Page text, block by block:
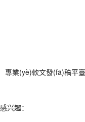
專業(yè)軟文發(fā)稿平
兴趣：